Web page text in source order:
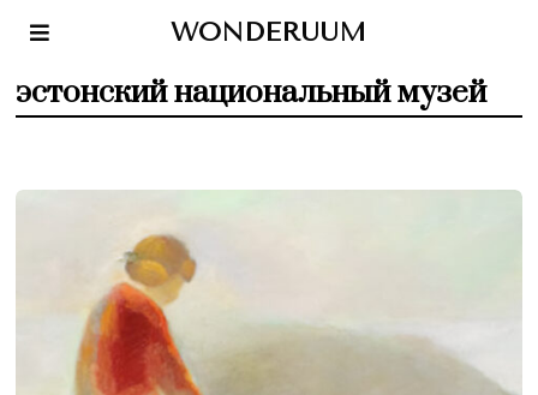
WONDERUUM
эстонский национальный музей